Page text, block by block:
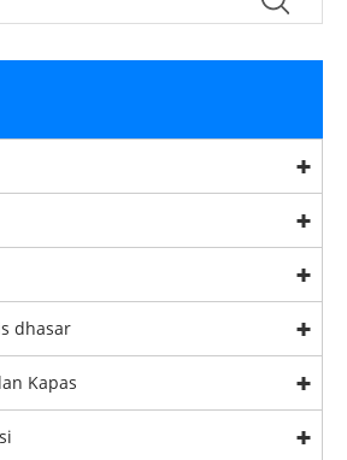
dhasar
Kapas